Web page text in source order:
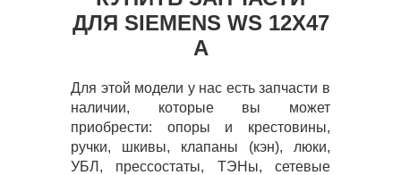
ДЛЯ SIEMENS WS 12X47
A
Для этой модели у нас есть запчасти в
наличии, которые вы может
приобрести: опоры и крестовины,
ручки, шкивы, клапаны (кэн), люки,
УБЛ, прессостаты, ТЭНы, сетевые